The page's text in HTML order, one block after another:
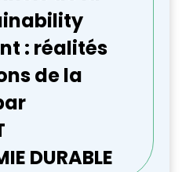
: réalités
de la
DURABLE